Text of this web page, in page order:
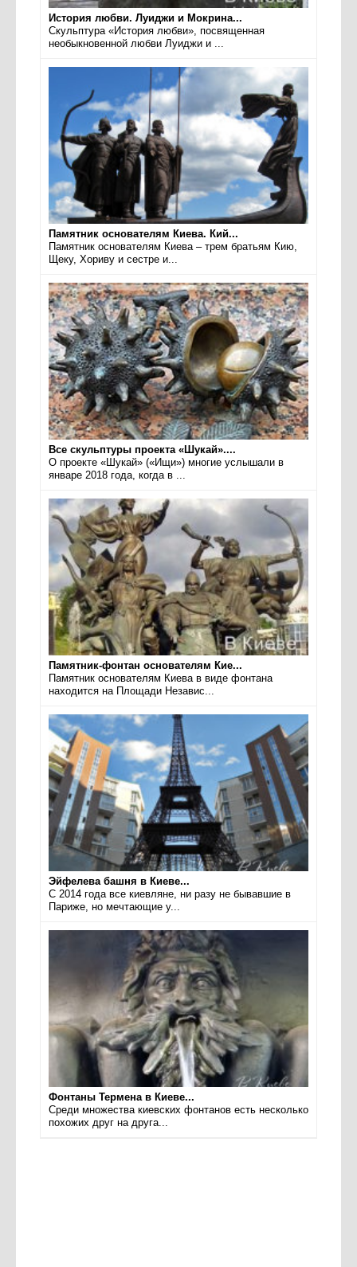
История любви. Луиджи и Мокрина...
Скульптура «История любви», посвященная
необыкновенной любви Луиджи и ...
Памятник основателям Киева. Кий...
Памятник основателям Киева – трем братьям Кию,
Щеку, Хориву и сестре и...
Все скульптуры проекта «Шукай»....
О проекте «Шукай» («Ищи») многие услышали в
январе 2018 года, когда в ...
Памятник-фонтан основателям Кие...
Памятник основателям Киева в виде фонтана
находится на Площади Независ...
Эйфелева башня в Киеве...
С 2014 года все киевляне, ни разу не бывавшие в
Париже, но мечтающие у...
Фонтаны Термена в Киеве...
Среди множества киевских фонтанов есть несколько
похожих друг на друга...